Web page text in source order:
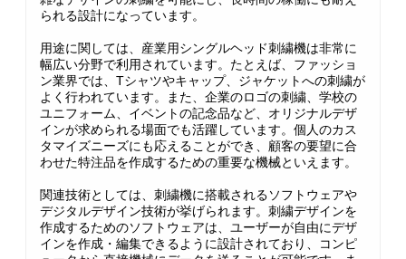
られる設計になっています。
用途に関しては、産業用シングルヘッド刺繍機は非常に
幅広い分野で利用されています。たとえば、ファッショ
ン業界では、Tシャツやキャップ、ジャケットへの刺繍が
よく行われています。また、企業のロゴの刺繍、学校の
ユニフォーム、イベントの記念品など、オリジナルデザ
インが求められる場面でも活躍しています。個人のカス
タマイズニーズにも応えることができ、顧客の要望に合
わせた特注品を作成するための重要な機械といえます。
関連技術としては、刺繍機に搭載されるソフトウェアや
デジタルデザイン技術が挙げられます。刺繍デザインを
作成するためのソフトウェアは、ユーザーが自由にデザ
インを作成・編集できるように設計されており、コンピ